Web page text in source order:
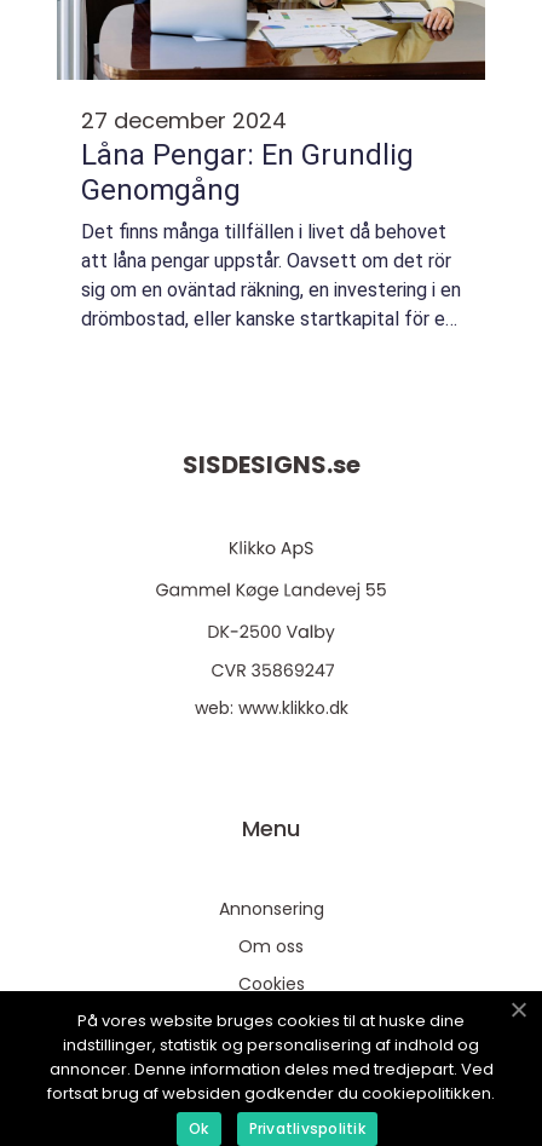
27 december 2024
Låna Pengar: En Grundlig
Genomgång
Det finns många tillfällen i livet då behovet
att låna pengar uppstår. Oavsett om det rör
sig om en oväntad räkning, en investering i en
drömbostad, eller kanske startkapital för en
SISDESIGNS.se
web: www.klikko.dk
Menu
Annonsering
Om oss
Cookies
Kontakta oss
Sitemap
På vores website bruges cookies til at huske dine
indstillinger, statistik og personalisering af indhold og
annoncer. Denne information deles med tredjepart. Ved
fortsat brug af websiden godkender du cookiepolitikken.
Ok Privatlivspolitik